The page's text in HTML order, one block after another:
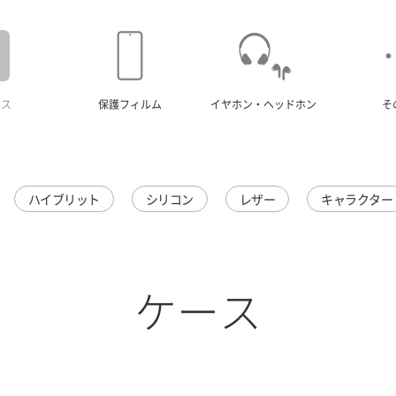
保護フィルム イヤホン・ヘッドホン そ
ハイブリット シリコン レザー キャラクター
ケース